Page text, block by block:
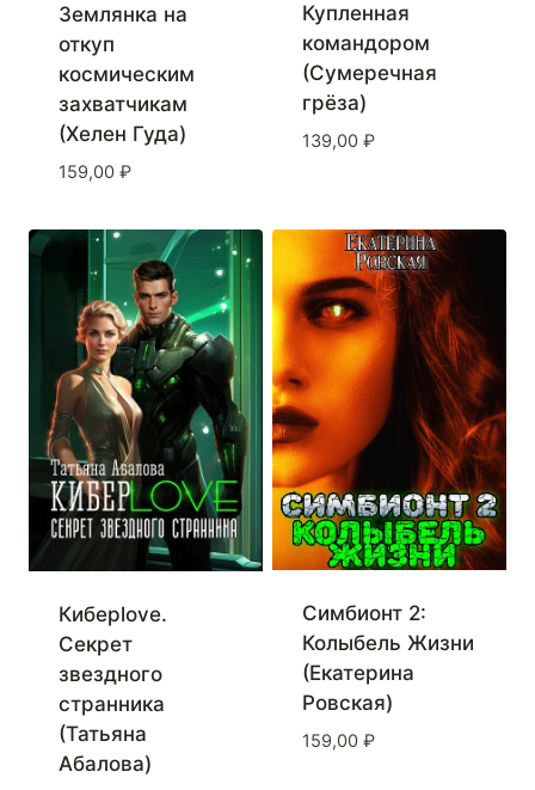
Землянка на
откуп
космическим
захватчикам
(Хелен Гуда)
159,00 ₽
Купленная
командором
(Сумеречная
грёза)
139,00 ₽
Киберlove.
Секрет
звездного
странника
(Татьяна
Абалова)
Симбионт 2:
Колыбель Жизни
(Екатерина
Ровская)
159,00 ₽